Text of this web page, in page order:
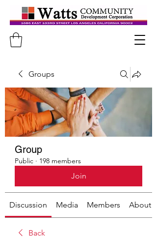
Groups
Group
Public · 198 members
Join
Discussion Media Members About
Back